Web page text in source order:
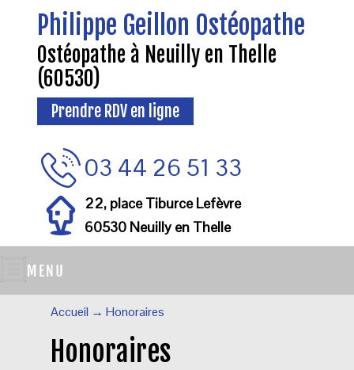
Philippe Geillon Ostéopathe
Ostéopathe à Neuilly en Thelle
(60530)
Prendre RDV en ligne
03 44 26 51 33
22, place Tiburce Lefèvre
60530 Neuilly en Thelle
Accueil → Honoraires
Honoraires